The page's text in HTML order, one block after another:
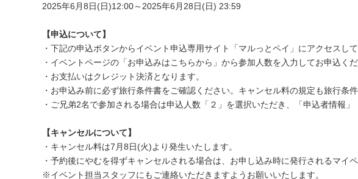
2025年6月8日(日)12:00～2025年6月28日(日) 23:59
【申込について】
・下記の申込ボタンからイベント申込専用サイト「マルっとペイ」にアクセスして
・イベントページの「お申込みはこちらから」から参加人数を入力してお申込くだ
・お支払いはクレジット決済となります。
・お申込み前に必ず旅行条件書をご確認ください。キャンセル料の規定も旅行条
・ご兄弟2名で参加される場合は申込人数「２」を選択いただき、「申込者情報
【キャンセルについて】
・キャンセル料は7月8日(火)より発生いたします。
・予約後にやむを得ずキャンセルされる場合は、お申し込み時に発行されるマイ
※イベント担当スタッフにもご連絡いただきますようお願いいたします。